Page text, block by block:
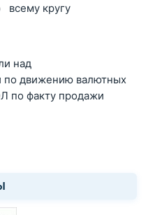
всему кругу
над
по движению валютных
по факту продажи